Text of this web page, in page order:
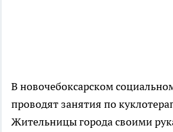
В новочебоксарском
проводят занятия по
Жительницы города своими